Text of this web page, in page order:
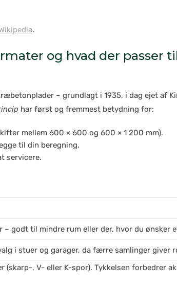
.
og hvad der passer
– grundlagt i 1935, i dag ejet af
har først og fremmest betydning for:
mellem 600 × 600 og 600 × 1 200 mm).
til din beregning.
servicere.
– godt til mindre rum eller der, hvor du ønsker
i stuer og garager, da færre samlinger giver
(skarp-, V- eller K-spor). Tykkelsen forbedrer